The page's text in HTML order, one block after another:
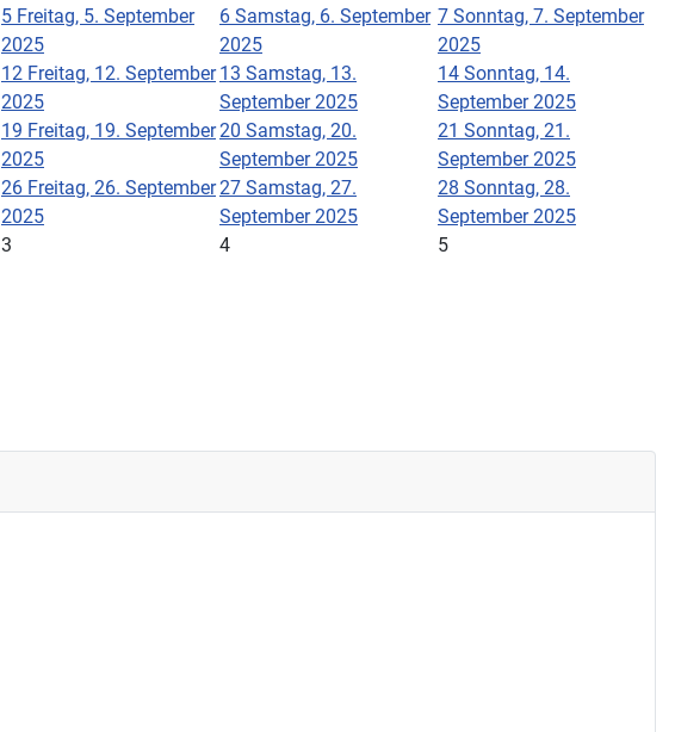
5 Freitag, 5. September
2025
6 Samstag, 6. September
2025
7 Sonntag, 7. September
2025
12 Freitag, 12. September
2025
13 Samstag, 13.
September 2025
14 Sonntag, 14.
September 2025
19 Freitag, 19. September
2025
20 Samstag, 20.
September 2025
21 Sonntag, 21.
September 2025
26 Freitag, 26. September
2025
27 Samstag, 27.
September 2025
28 Sonntag, 28.
September 2025
3 4 5